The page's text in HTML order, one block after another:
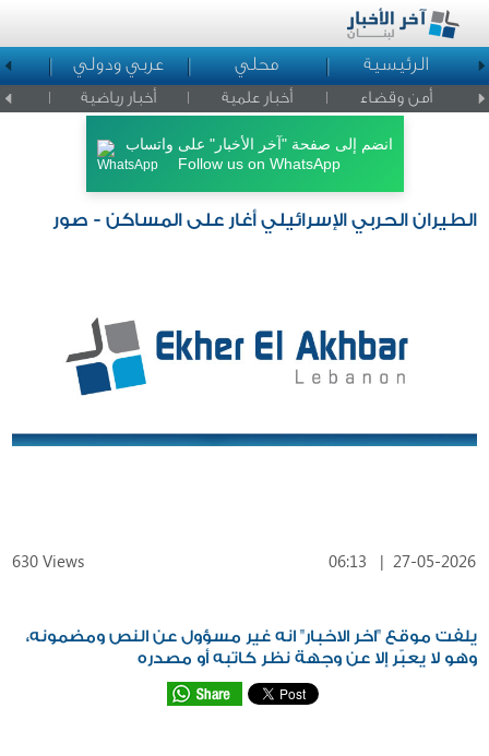
الرئيسية محلي عربي ودولي
أمن وقضاء أخبار علمية أخبار رياضية اخبار
انضم إلى صفحة "آخر الأخبار" على واتساب
Follow us on WhatsApp
الطيران الحربي الإسرائيلي أغار على المساكن - صور
630 Views 06:13 | 27-05-2026
يلفت موقع "اخر الاخبار" انه غير مسؤول عن النص ومضمونه،
وهو لا يعبّر إلا عن وجهة نظر كاتبه أو مصدره